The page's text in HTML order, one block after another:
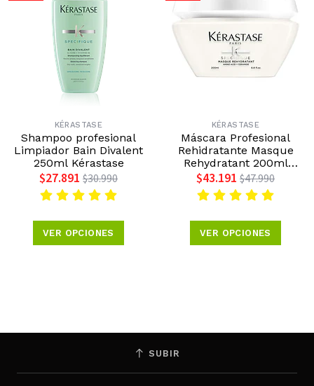
KÉRASTASE
Shampoo profesional
Limpiador Bain Divalent
250ml Kérastase
$27.891 $30.990
VER OPCIONES
KÉRASTASE
Máscara Profesional
Rehidratante Masque
Rehydratant 200ml
Kérastase
$43.191 $47.990
VER OPCIONES
SUBIR